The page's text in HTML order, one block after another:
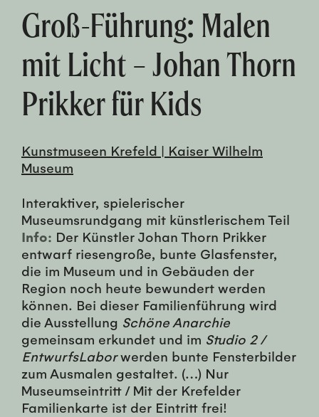
Groß-Führung: Malen
mit Licht – Johan Thorn
Prikker für Kids
Kunstmuseen Krefeld | Kaiser Wilhelm
Museum
Interaktiver, spielerischer
Museumsrundgang mit künstlerischem Teil
Info: Der Künstler Johan Thorn Prikker
entwarf riesengroße, bunte Glasfenster,
die im Museum und in Gebäuden der
Region noch heute bewundert werden
können. Bei dieser Familienführung wird
die Ausstellung Schöne Anarchie
gemeinsam erkundet und im Studio 2 /
EntwurfsLaborwerden bunte Fensterbilder
zum Ausmalen gestaltet. (…) Nur
Museumseintritt / Mit der Krefelder
Familienkarte ist der Eintritt frei!